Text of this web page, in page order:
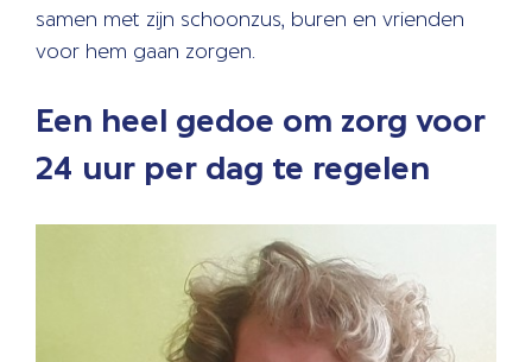
samen met zijn schoonzus, buren en vrienden
voor hem gaan zorgen.
Een heel gedoe om zorg voor
24 uur per dag te regelen